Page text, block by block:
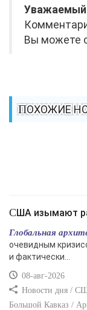
Уважаемый
Вы можете
ПОХОЖИЕ
США изымают
Глобальная
очевидным
и фактически...
08-авг-2026
Новости дня /
Большой Кавказ /